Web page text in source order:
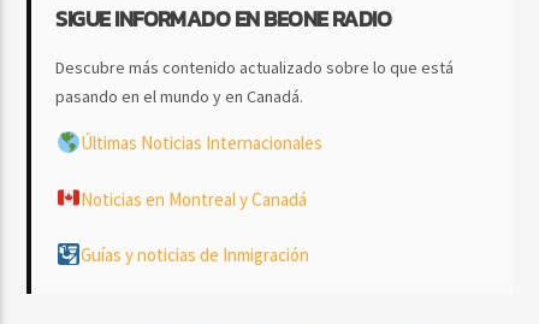
SIGUE INFORMADO EN BEONE RADIO
Descubre más contenido actualizado sobre lo que está
pasando en el mundo y en Canadá.
Últimas Noticias Internacionales
Noticias en Montreal y Canadá
Guías y noticias de Inmigración